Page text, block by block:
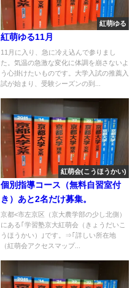
紅萌ゆる
紅萌ゆる11月
11月に入り、急に冷え込んで参りまし
た。気温の急激な変化に体調を崩さないよ
う心掛けたいものです。大学入試の推薦入
試が始まり、受験シーズンの到...
紅萌会(こうほうかい)
個別指導コース（無料自習室付
き）あと2名だけ募集。
京都<市左京区（京大農学部の少し北側）
にある｢学習塾京大紅萌会（きょうだいこ
うほうかい）｣です。⇒｢詳しい所在地
（紅萌会アクセスマップ...